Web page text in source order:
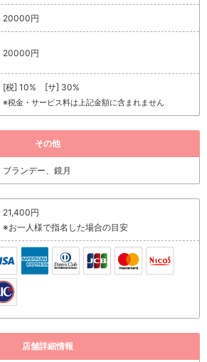
20000円
20000円
[税] 10% [サ] 30%
※税金・サービス料は上記金額に含まれません
その他
ブランデー、鏡月
21,400円
※お一人様で指名した場合の目安
店舗詳細情報